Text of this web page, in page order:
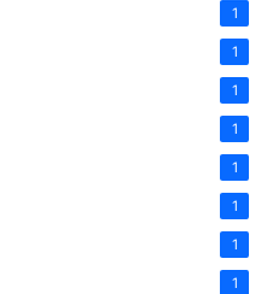
1
1
1
1
1
1
1
1